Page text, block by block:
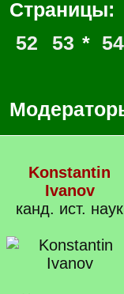
Страницы:
52
53 * 54
Konstantin
Ivanov
канд. ист. наук